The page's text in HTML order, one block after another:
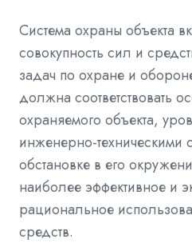
Система охраны объекта
совокупность сил и
задач по охране и
должна соответствовать
охраняемого объекта,
инженерно-техническими
обстановке в его
наиболее эффективное и
рациональное
средств.